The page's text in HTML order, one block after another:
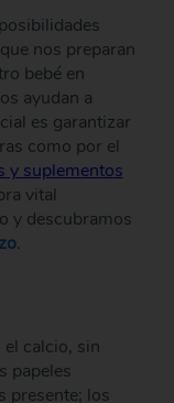
nos preparan
bebé en
ayudan a
es garantizar
como por el
y suplementos
vital
y descubramos
.
calcio, sin
papeles
presente; los